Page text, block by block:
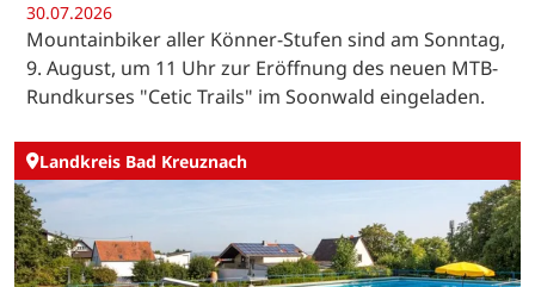
30.07.2026
Mountainbiker aller Könner-Stufen sind am Sonntag,
9. August, um 11 Uhr zur Eröffnung des neuen MTB-
Rundkurses "Cetic Trails" im Soonwald eingeladen.
Landkreis Bad Kreuznach